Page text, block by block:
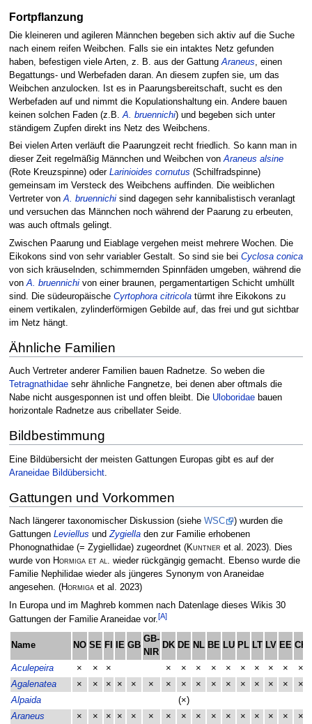
Fortpflanzung
Die kleineren und agileren Männchen begeben sich aktiv auf die Suche
nach einem reifen Weibchen. Falls sie ein intaktes Netz gefunden
haben, befestigen viele Arten, z. B. aus der GattungAraneus, einen
Begattungs- und Werbefaden daran. An diesem zupfen sie, um das
Weibchen anzulocken. Ist es in Paarungsbereitschaft, sucht es den
Werbefaden auf und nimmt die Kopulationshaltung ein. Andere bauen
keinen solchen Faden (z.B.A. bruennichi) und begeben sich unter
ständigem Zupfen direkt ins Netz des Weibchens.
Bei vielen Arten verläuft die Paarungzeit recht friedlich. So kann man in
dieser Zeit regelmäßig Männchen und Weibchen vonAraneus alsine
(Rote Kreuzspinne) oder Larinioides cornutus (Schilfradspinne)
gemeinsam im Versteck des Weibchens auffinden. Die weiblichen
Vertreter vonA. bruennichisind dagegen sehr kannibalistisch veranlagt
und versuchen das Männchen noch während der Paarung zu erbeuten,
was auch oftmals gelingt.
Zwischen Paarung und Eiablage vergehen meist mehrere Wochen. Die
Eikokons sind von sehr variabler Gestalt. So sind sie bei Cyclosa conica
von sich kräuselnden, schimmernden Spinnfäden umgeben, während die
vonA. bruennichivon einer braunen, pergamentartigen Schicht umhüllt
sind. Die südeuropäische Cyrtophora citricolatürmt ihre Eikokons zu
einem vertikalen, zylinderförmigen Gebilde auf, das frei und gut sichtbar
im Netz hängt.
Ähnliche Familien
Auch Vertreter anderer Familien bauen Radnetze. So weben die
Tetragnathidaesehr ähnliche Fangnetze, bei denen aber oftmals die
Nabe nicht ausgesponnen ist und offen bleibt. Die Uloboridaebauen
horizontale Radnetze aus cribellater Seide.
Bildbestimmung
Eine Bildübersicht der meisten Gattungen Europas gibt es auf der
Araneidae Bildübersicht.
Gattungen und Vorkommen
Nach längerer taxonomischer Diskussion (siehe WSC
) wurden die
Gattungen Leviellus undZygielladen zur Familie erhobenen
Phonognathidae (= Zygiellidae) zugeordnet (Kuntner et al. 2023). Dies
wurde von Hormiga et al. wieder rückgängig gemacht. Ebenso wurde die
Familie Nephilidae wieder als jüngeres Synonym von Araneidae
angesehen. (Hormigaet al. 2023)
In Europa und im Maghreb kommen nach Datenlage dieses Wikis 30
Gattungen der Familie Araneidae vor.[A]
Name NO SE FI IE GB
GB-
NIR
DK DE NL BE LU PL LT LV EE CH
Aculepeira × × × × × × × × × × × ×
×
Agalenatea
× × × × × × × × × × × × × × ×
×
Alpaida
(×)
Araneus
× × × × × × × × × × × × × × × ×